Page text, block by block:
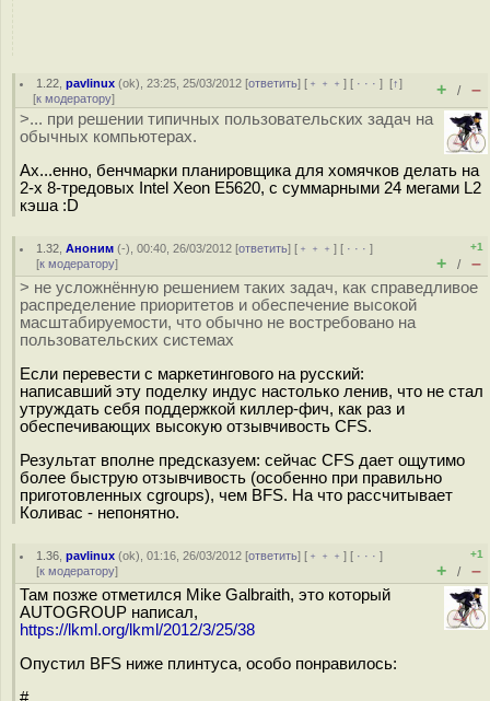
1.22 ,pavlinux (ok), 23:25, 25/03/2012 [ответить] [ ﹢﹢﹢] [ · · ·][↑]
[к модератору] + / –
>... при решении типичных пользовательских задач на
обычных компьютерах.
Ах...енно, бенчмарки планировщика для хомячков делать на
2-х 8-тредовых Intel Xeon E5620, с суммарными 24 мегами L2
кэша :D
1.32 ,Аноним (-), 00:40, 26/03/2012 [ответить] [ ﹢﹢﹢] [ · · ·]
[к модератору]
+1
+ / –
> не усложнённую решением таких задач, как справедливое
распределение приоритетов и обеспечение высокой
масштабируемости, что обычно не востребовано на
пользовательских системах
Если перевести с маркетингового на русский:
написавший эту поделку индус настолько ленив, что не стал
утруждать себя поддержкой киллер-фич, как раз и
обеспечивающих высокую отзывчивость CFS.
Результат вполне предсказуем: сейчас CFS дает ощутимо
более быструю отзывчивость (особенно при правильно
приготовленных cgroups), чем BFS. На что рассчитывает
Коливас - непонятно.
1.36 ,pavlinux (ok), 01:16, 26/03/2012 [ответить] [ ﹢﹢﹢] [ · · ·]
[к модератору]
+1
+ / –
Там позже отметился Mike Galbraith, это который
AUTOGROUP написал,
https://lkml.org/lkml/2012/3/25/38
Опустил BFS ниже плинтуса, особо понравилось:
#